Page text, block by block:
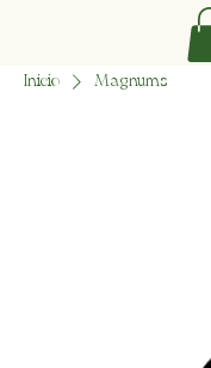
Inicio Magnums